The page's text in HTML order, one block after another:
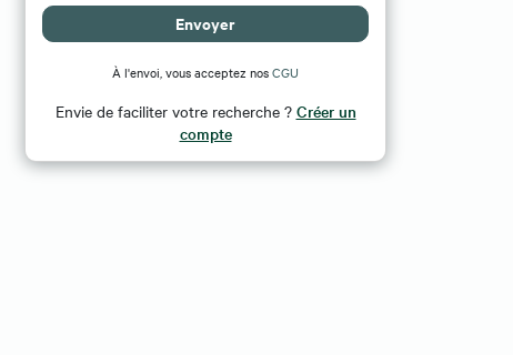
Envoyer
À l'envoi, vous acceptez nosCGU
Envie de faciliter votre recherche ? Créer un
compte